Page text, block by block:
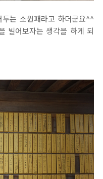
는 소원패라고 하더군요^^
빌어보자는 생각을 하게 되